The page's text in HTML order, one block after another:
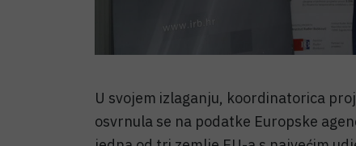
U svojem izlaganju, koordinatorica
osvrnula se na podatke Europske